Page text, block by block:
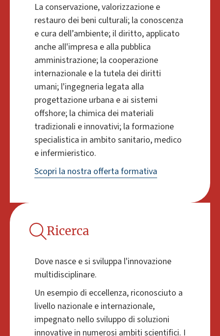
La conservazione, valorizzazione e
restauro dei beni culturali; la conoscenza
e cura dell’ambiente; il diritto, applicato
anche all'impresa e alla pubblica
amministrazione; la cooperazione
internazionale e la tutela dei diritti
umani; l'ingegneria legata alla
progettazione urbana e ai sistemi
offshore; la chimica dei materiali
tradizionali e innovativi; la formazione
specialistica in ambito sanitario, medico
e infermieristico.
Scopri la nostra offerta formativa
Ricerca
Dove nasce e si sviluppa l'innovazione
multidisciplinare.
Un esempio di eccellenza, riconosciuto a
livello nazionale e internazionale,
impegnato nello sviluppo di soluzioni
innovative in numerosi ambiti scientifici. I